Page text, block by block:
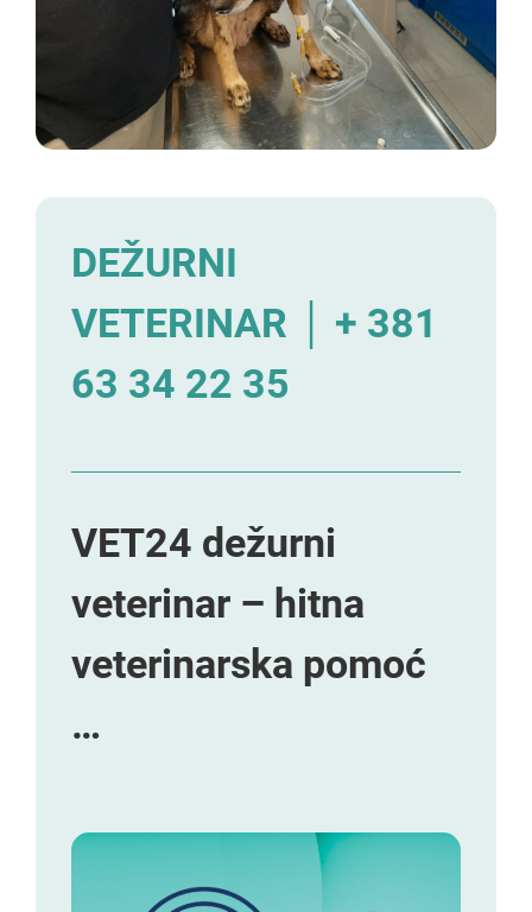
DEŽURNI
VETERINAR │ + 381
63 34 22 35
VET24 dežurni
veterinar – hitna
veterinarska pomoć
…